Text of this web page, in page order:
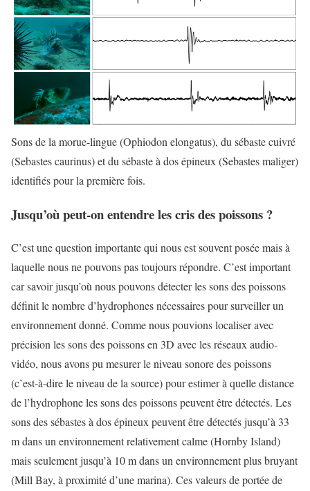
Sons de la morue-lingue (Ophiodon elongatus), du sébaste cuivré
(Sebastes caurinus) et du sébaste à dos épineux (Sebastes maliger)
identifiés pour la première fois.
Jusqu’où peut-on entendre les cris des poissons ?
C’est une question importante qui nous est souvent posée mais à
laquelle nous ne pouvons pas toujours répondre. C’est important
car savoir jusqu’où nous pouvons détecter les sons des poissons
définit le nombre d’hydrophones nécessaires pour surveiller un
environnement donné. Comme nous pouvions localiser avec
précision les sons des poissons en 3D avec les réseaux audio-
vidéo, nous avons pu mesurer le niveau sonore des poissons
(c’est-à-dire le niveau de la source) pour estimer à quelle distance
de l’hydrophone les sons des poissons peuvent être détectés. Les
sons des sébastes à dos épineux peuvent être détectés jusqu’à 33
m dans un environnement relativement calme (Hornby Island)
mais seulement jusqu’à 10 m dans un environnement plus bruyant
(Mill Bay, à proximité d’une marina). Ces valeurs de portée de